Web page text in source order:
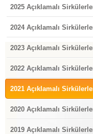
2025 Açıklamalı
2024 Açıklamalı
2023 Açıklamalı
2022 Açıklamalı
2021 Açıklamalı
2020 Açıklamalı
2019 Açıklamalı